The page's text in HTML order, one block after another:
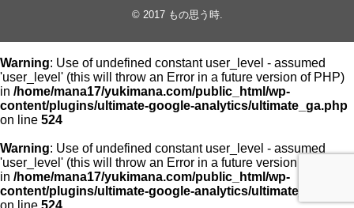
© 2017 もの思う時.
Warning: Use of undefined constant user_level - assumed
'user_level' (this will throw an Error in a future version of PHP)
in /home/mana17/yukimana.com/public_html/wp-
content/plugins/ultimate-google-analytics/ultimate_ga.php
on line 524
Warning: Use of undefined constant user_level - assumed
'user_level' (this will throw an Error in a future version of PHP)
in /home/mana17/yukimana.com/public_html/wp-
content/plugins/ultimate-google-analytics/ultimate_ga.php
on line 524